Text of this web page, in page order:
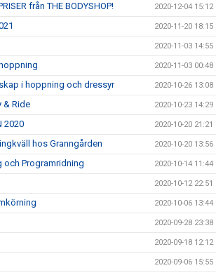
från THE BODYSHOP! 2020-12-04 15:12
2020-11-20 18:15
2020-11-03 14:55
2020-11-03 00:48
i hoppning och dressyr 2020-10-26 13:08
& Ride 2020-10-23 14:29
2020 2020-10-20 21:21
hos Granngården 2020-10-20 13:56
och Programridning 2020-10-14 11:44
2020-10-12 22:51
2020-10-06 13:44
2020-09-28 23:38
2020-09-18 12:12
2020-09-06 15:55